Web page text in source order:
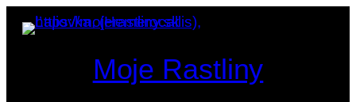
Prejsť
na
Moje Rastliny